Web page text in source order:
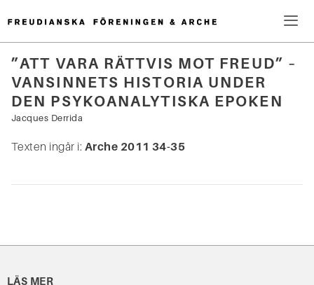
till
innehåll
Sök
efter:
”ATT VARA RÄTTVIS MOT FREUD” –
VANSINNETS HISTORIA UNDER
DEN PSYKOANALYTISKA EPOKEN
Jacques Derrida
Texten ingår i: Arche 2011 34-35
LÄS MER